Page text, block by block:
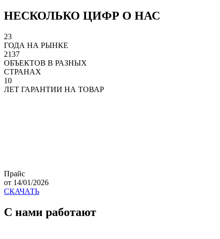
НЕСКОЛЬКО ЦИФР О НАС
23
ГОДА НА РЫНКЕ
2137
ОБЪЕКТОВ В РАЗНЫХ
СТРАНАХ
10
ЛЕТ ГАРАНТИИ НА ТОВАР
Прайс
от 14/01/2026
CКАЧАТЬ
С нами работают